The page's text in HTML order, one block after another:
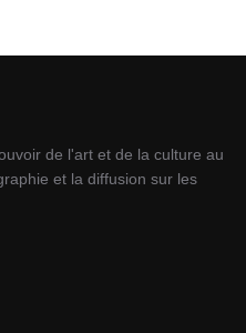
de l'art et de la culture au
et la diffusion sur les